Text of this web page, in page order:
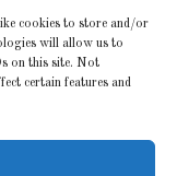
cookies to store and/or
will allow us to
on this site. Not
certain features and